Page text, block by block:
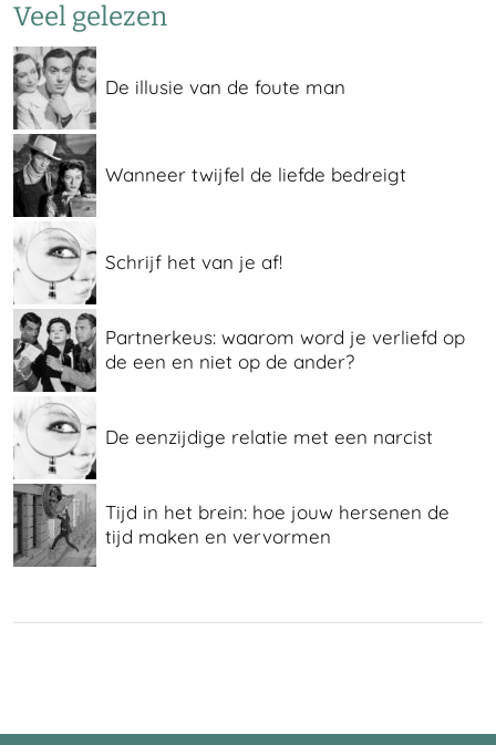
Veel gelezen
De illusie van de foute man
Wanneer twijfel de liefde bedreigt
Schrijf het van je af!
Partnerkeus: waarom word je verliefd op
de een en niet op de ander?
De eenzijdige relatie met een narcist
Tijd in het brein: hoe jouw hersenen de
tijd maken en vervormen